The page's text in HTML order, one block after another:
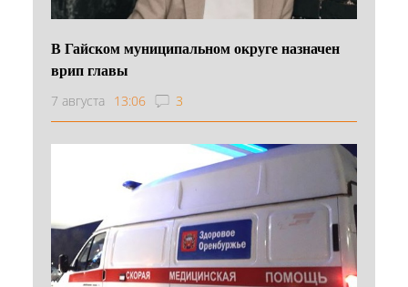
В Гайском муниципальном округе назначен
врип главы
7 августа 13:06 3